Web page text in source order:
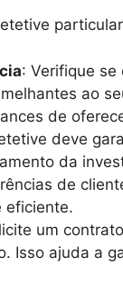
: Verifique
ao
de
deve
da
de
eficiente.
um
Isso ajuda a